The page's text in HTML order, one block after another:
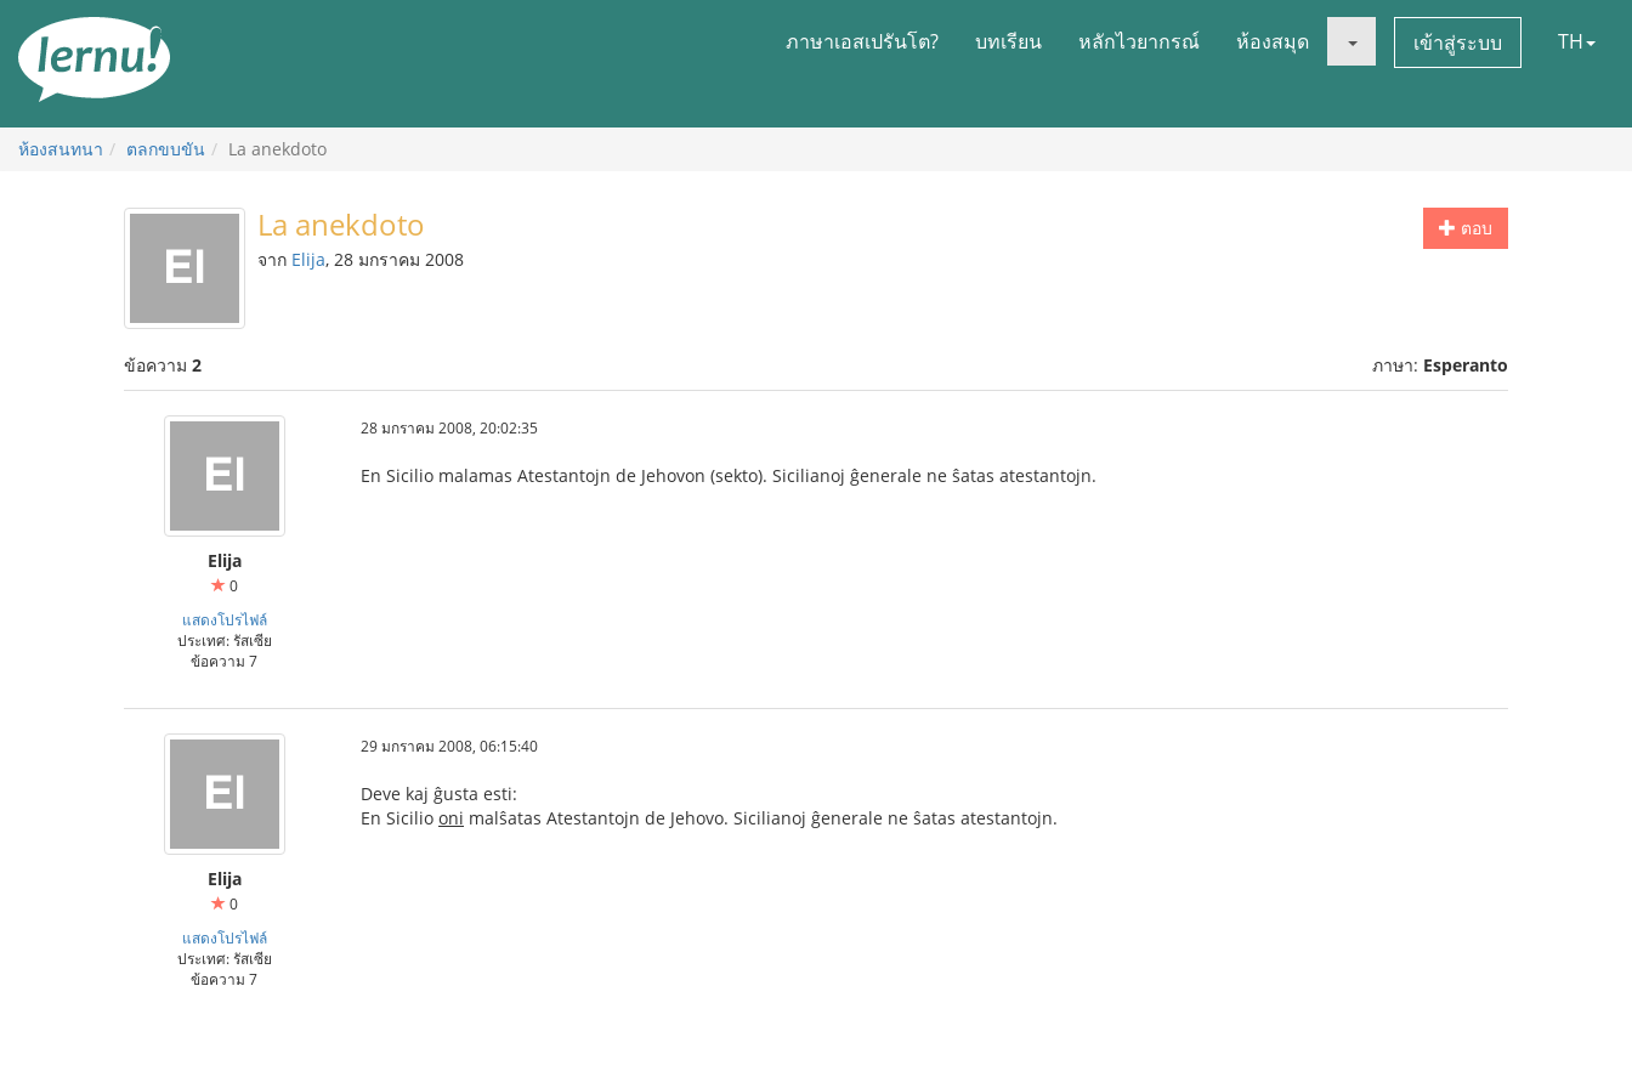
สารบัญ
ภาษาเอสเปรันโต? บทเรียน หลักไวยากรณ์ ห้องสมุด เข้าสู่ระบบ TH
ห้องสนทนา ตลกขบขัน La anekdoto
ตอบ
La anekdoto
จาก Elija, 28 มกราคม 2008
ข้อความ 2 ภาษา: Esperanto
Elija
0
แสดงโปรไฟล์
ประเทศ: รัสเซีย
ข้อความ 7
28 มกราคม 2008, 20:02:35
En Sicilio malamas Atestantojn de Jehovon (sekto). Sicilianoj ĝenerale ne ŝatas atestantojn.
Elija
0
แสดงโปรไฟล์
ประเทศ: รัสเซีย
ข้อความ 7
29 มกราคม 2008, 06:15:40
Deve kaj ĝusta esti:
En Sicilio oni malŝatas Atestantojn de Jehovo. Sicilianoj ĝenerale ne ŝatas atestantojn.